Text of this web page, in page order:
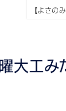
【よさの
曜大工